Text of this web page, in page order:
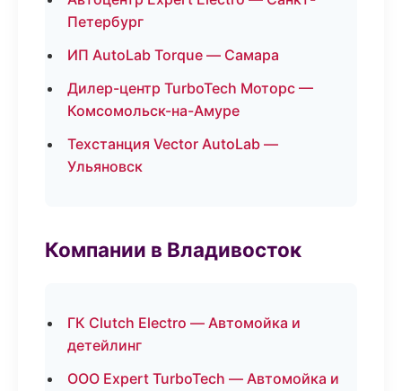
Петербург
ИП AutoLab Torque — Самара
Дилер-центр TurboTech Моторс —
Комсомольск-на-Амуре
Техстанция Vector AutoLab —
Ульяновск
Компании в Владивосток
ГК Clutch Electro — Автомойка и
детейлинг
ООО Expert TurboTech — Автомойка и